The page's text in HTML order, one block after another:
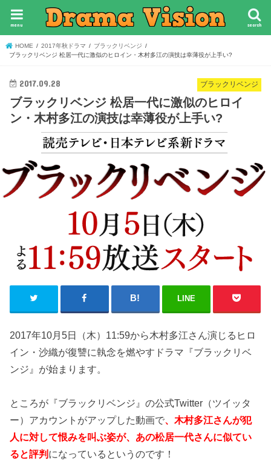
search
menu
HOME 2017年秋ドラマ
ブラックリベンジ
ブラックリベンジ 松居一代に激似のヒロイン・木村多江の演技は幸薄役が上手い?
ブラックリベンジ
2017.09.28
ブラックリベンジ 松居一代に激似のヒロイ
ン・木村多江の演技は幸薄役が上手い?
LINE
2017年10月5日（木）11:59から木村多江さん演じるヒロ
イン・沙織が復讐に執念を燃やすドラマ『ブラックリベ
ンジ』が始まります。
ところが『ブラックリベンジ』の公式Twitter（ツイッタ
ー）アカウントがアップした動画で、木村多江さんが犯
人に対して恨みを叫ぶ姿が、あの松居一代さんに似てい
ると評判 になっているというのです！